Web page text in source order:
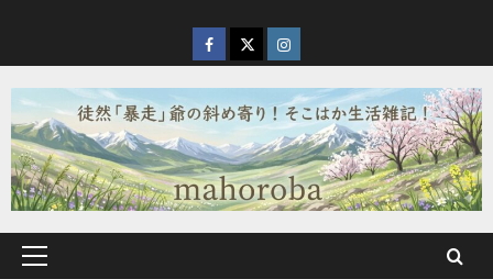
を
ス
キ
ッ
プ
facebook
X Instagram
メ